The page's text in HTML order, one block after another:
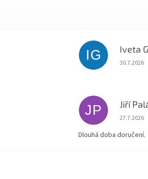
IG Iveta
30.7.2026
JP Jiří
27.7.2026
Dlouhá doba doručení.